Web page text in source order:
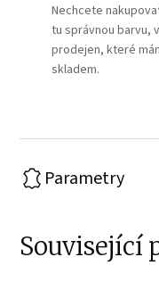
Nechcete
tu správnou barvu,
prodejen, které
skladem.
Parametry
Související